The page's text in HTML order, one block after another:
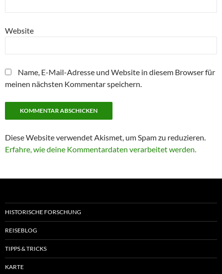
Website
Name, E-Mail-Adresse und Website in diesem Browser für
meinen nächsten Kommentar speichern.
Diese Website verwendet Akismet, um Spam zu reduzieren.
Erfahre, wie deine Kommentardaten verarbeitet werden.
HISTORISCHE FORSCHUNG
REISEBLOG
TIPPS & TRICKS
KARTE